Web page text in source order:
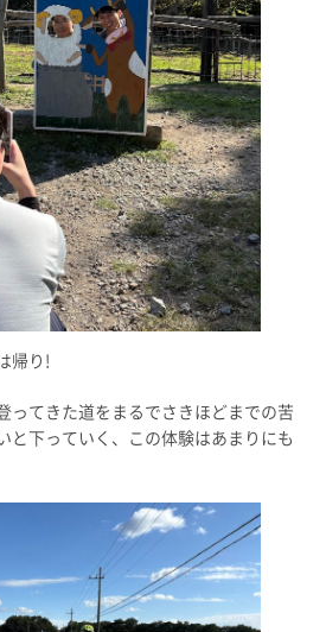
帰り!
ってきた道をまるでさきほどまでの苦
と下っていく、この体験はあまりにも